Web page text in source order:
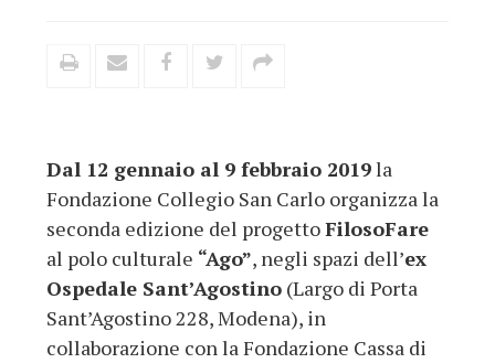
Dal 12 gennaio al 9 febbraio 2019la
Fondazione Collegio San Carlo organizza la
seconda edizione del progettoFilosoFare
al polo culturale “Ago”, negli spazi dell’ex
Ospedale Sant’Agostino (Largo di Porta
Sant’Agostino 228, Modena), in
collaborazione con la Fondazione Cassa di